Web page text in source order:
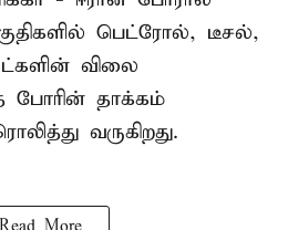
பெட்ரோல், டீசல்,
விலை
போரின் தாக்கம்
வருகிறது.